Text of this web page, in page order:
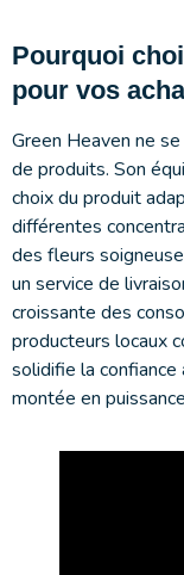
Pourquoi
pour vos
Green Heaven ne
de produits. Son
choix du produit
différentes
des fleurs
un service de
croissante des
producteurs locaux
solidifie la
montée en